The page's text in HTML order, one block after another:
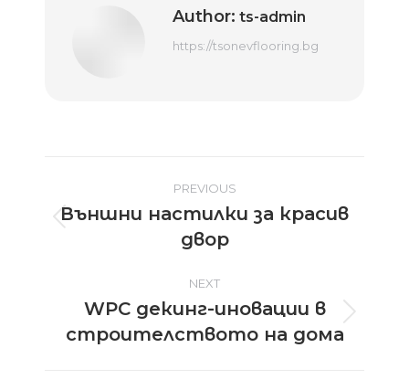
Author: ts-admin
https://tsonevflooring.bg
navigation
PREVIOUS
Previous
post:
Външни настилки за красив
двор
NEXT
Next
post:
WPC декинг-иновации в
строителството на дома